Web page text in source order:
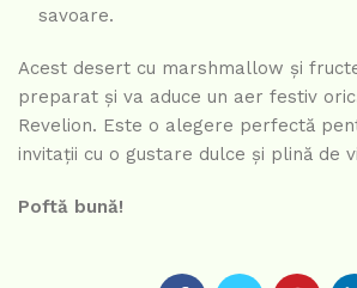
savoare.
Acest desert cu marshmallow și
preparat și va aduce un aer festiv
Revelion. Este o alegere perfectă
invitații cu o gustare dulce și plină de
Poftă bună!